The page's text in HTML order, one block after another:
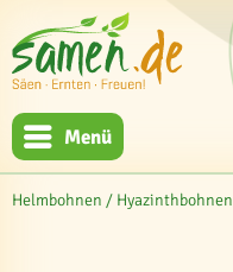
Menü
Helmbohnen / Hyazinthbohnen